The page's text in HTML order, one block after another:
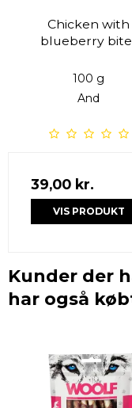
Chicken with
blueberry
100 g
And
39,00 kr.
VIS PRODUKT
Kunder der
har også